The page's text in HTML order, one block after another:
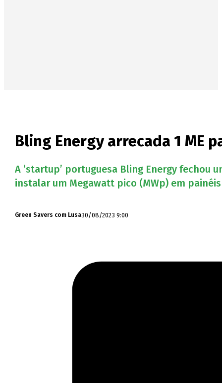
Bling Energy arrecada 1 ME
A ‘startup’ portuguesa Bling Energy fechou
instalar um Megawatt pico (MWp) em
Green Savers com Lusa30/08/2023 9:00